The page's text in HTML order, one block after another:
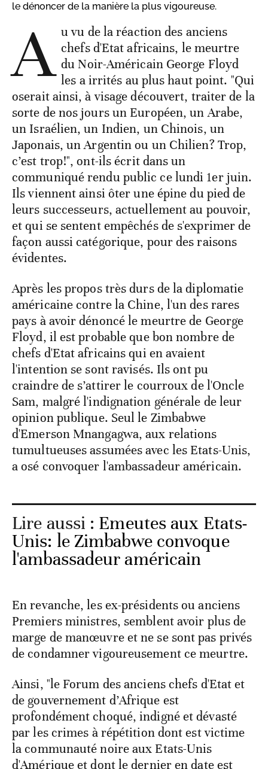
le dénoncer de la manière la plus vigoureuse.
A u vu de la réaction des anciens
chefs d'Etat africains, le meurtre
du Noir-Américain George Floyd
les a irrités au plus haut point. "Qui
oserait ainsi, à visage découvert, traiter de la
sorte de nos jours un Européen, un Arabe,
un Israélien, un Indien, un Chinois, un
Japonais, un Argentin ou un Chilien? Trop,
c’est trop!", ont-ils écrit dans un
communiqué rendu public ce lundi 1er juin.
Ils viennent ainsi ôter une épine du pied de
leurs successeurs, actuellement au pouvoir,
et qui se sentent empêchés de s'exprimer de
façon aussi catégorique, pour des raisons
évidentes.
Après les propos très durs de la diplomatie
américaine contre la Chine, l'un des rares
pays à avoir dénoncé le meurtre de George
Floyd, il est probable que bon nombre de
chefs d'Etat africains qui en avaient
l'intention se sont ravisés. Ils ont pu
craindre de s’attirer le courroux de l'Oncle
Sam, malgré l'indignation générale de leur
opinion publique. Seul le Zimbabwe
d'Emerson Mnangagwa, aux relations
tumultueuses assumées avec les Etats-Unis,
a osé convoquer l'ambassadeur américain.
Lire aussi : Emeutes aux Etats-
Unis: le Zimbabwe convoque
l'ambassadeur américain
En revanche, les ex-présidents ou anciens
Premiers ministres, semblent avoir plus de
marge de manœuvre et ne se sont pas privés
de condamner vigoureusement ce meurtre.
Ainsi, "le Forum des anciens chefs d'Etat et
de gouvernement d’Afrique est
profondément choqué, indigné et dévasté
par les crimes à répétition dont est victime
la communauté noire aux Etats-Unis
d'Amérique et dont le dernier en date est